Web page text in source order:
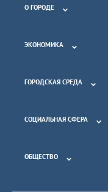
О ГОРОДЕ
ЭКОНОМИКА
ГОРОДСКАЯ СРЕДА
СОЦИАЛЬНАЯ СФЕРА
ОБЩЕСТВО